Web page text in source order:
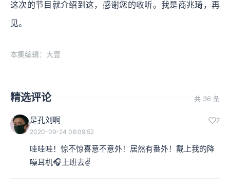
这次的节目就介绍到这，感谢您的收听。我是商兆琦，再
见。
本集编辑：大壹
精选评论 共 36 条
是孔刘啊 7
2020-09-24 08:09:52
哇哇哇！惊不惊喜意不意外！居然有番外！戴上我的降
噪耳机🎧上班去✌️